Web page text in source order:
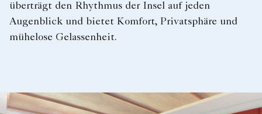
überträgt den Rhythmus der Insel auf jeden
Augenblick und bietet Komfort, Privatsphäre und
mühelose Gelassenheit.